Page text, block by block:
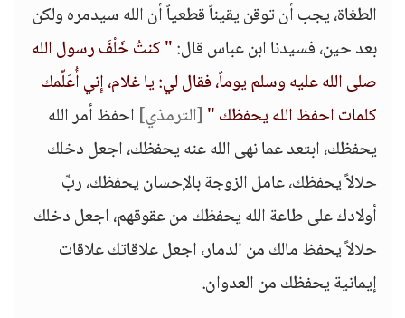
الطغاة، يجب أن توقن يقيناً قطعياً أن الله سيدمره ولكن
بعد حين، فسيدنا ابن عباس قال:" كنتُ خَلْفَ رسول الله
صلى الله عليه وسلم يوماً، فقال لي: يا غلام، إِني أُعَلِّمك
كلمات احفظ الله يحفظك "[الترمذي] احفظ أمر الله
يحفظك، ابتعد عما نهى الله عنه يحفظك، اجعل دخلك
حلالاً يحفظك، عامل الزوجة بالإحسان يحفظك، ربِّ
أولادك على طاعة الله يحفظك من عقوقهم، اجعل دخلك
حلالاً يحفظ مالك من الدمار، اجعل علاقاتك علاقات
إيمانية يحفظك من العدوان.